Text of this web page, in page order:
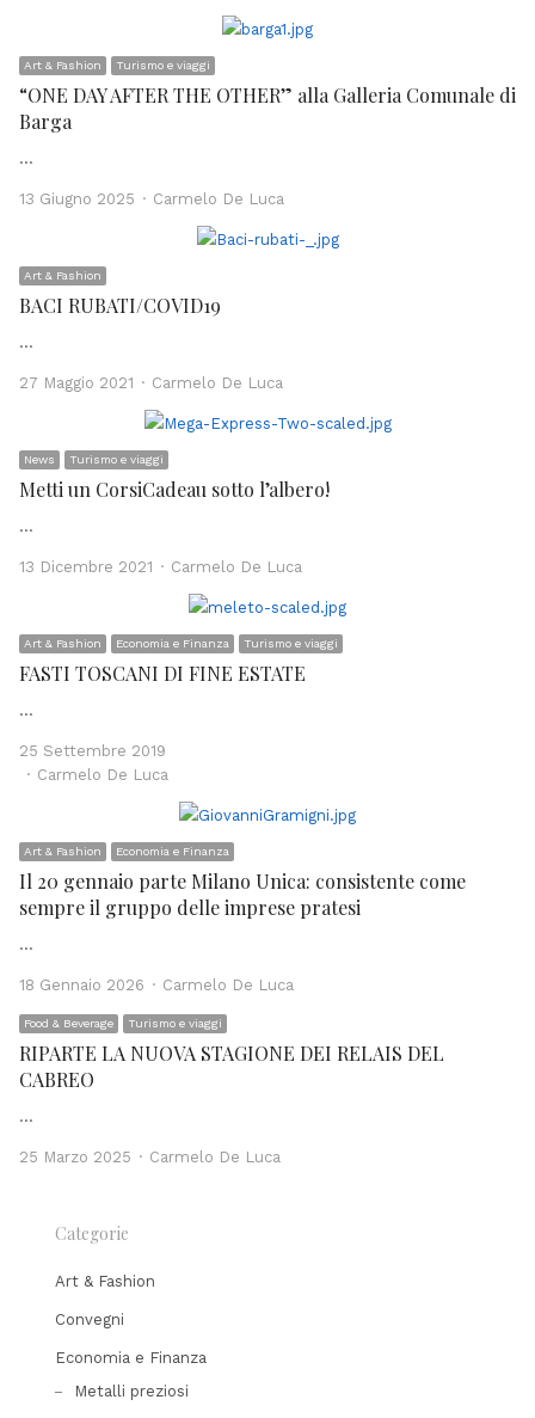
Art & Fashion Turismo e viaggi
“ONE DAY AFTER THE OTHER” alla Galleria Comunale di
Barga
…
13 Giugno 2025 Author
Carmelo De Luca
Art & Fashion
BACI RUBATI/COVID19
…
27 Maggio 2021 Author
Carmelo De Luca
News Turismo e viaggi
Metti un CorsiCadeau sotto l’albero!
…
13 Dicembre 2021 Author
Carmelo De Luca
Art & Fashion Economia e Finanza Turismo e viaggi
FASTI TOSCANI DI FINE ESTATE
…
25 Settembre 2019
Author
Carmelo De Luca
Art & Fashion Economia e Finanza
Il 20 gennaio parte Milano Unica: consistente come
sempre il gruppo delle imprese pratesi
…
18 Gennaio 2026 Author
Carmelo De Luca
Food & Beverage Turismo e viaggi
RIPARTE LA NUOVA STAGIONE DEI RELAIS DEL
CABREO
…
25 Marzo 2025 Author
Carmelo De Luca
Categorie
Art & Fashion
Convegni
Economia e Finanza
Metalli preziosi